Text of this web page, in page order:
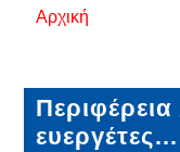
Είστε εδώ
Αρχική